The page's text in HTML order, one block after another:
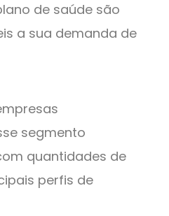
de saúde são
a sua demanda de
segmento
quantidades de
perfis de